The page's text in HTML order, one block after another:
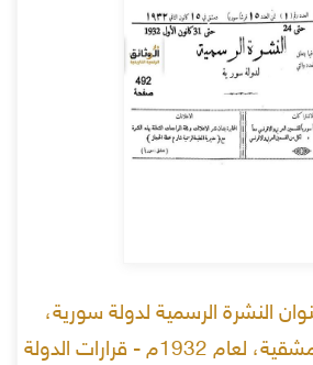
النشرة الرسمية لدولة سورية،
سابقا العاصمة الدمشقية، لعام 1932م - قرارات الدولة